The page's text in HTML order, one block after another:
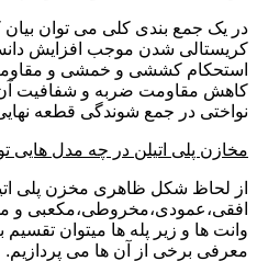
در یک جمع بندی کلی می توان بیان
کریستالی شدن موجب افزایش
استحکام کششی و خمشی و
کاهش مقاومت ضربه و شفافیت آن
نواختی در جمع شوندگی قطعه
مخازن پلی اتیلن در چه مدل هایی
از لحاظ شکل ظاهری مخزن پلی
افقی،عمودی،مخروطی،مکعبی و
وانت ها و زیر پله ها میتوان
معرفی برخی از آن ها می پردازیم.